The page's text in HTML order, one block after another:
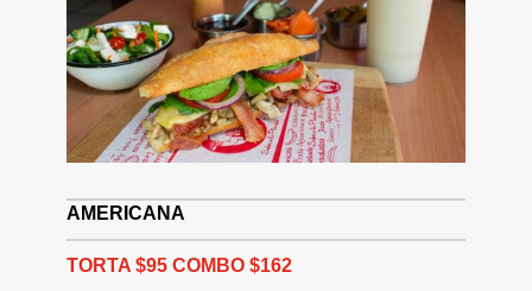
AMERICANA
TORTA $95 COMBO $162